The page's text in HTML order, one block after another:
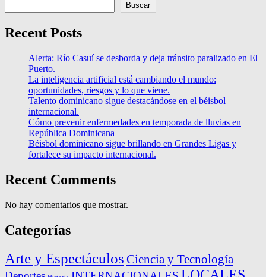
Buscar
Recent Posts
Alerta: Río Casuí se desborda y deja tránsito paralizado en El
Puerto.
La inteligencia artificial está cambiando el mundo:
oportunidades, riesgos y lo que viene.
Talento dominicano sigue destacándose en el béisbol
internacional.
Cómo prevenir enfermedades en temporada de lluvias en
República Dominicana
Béisbol dominicano sigue brillando en Grandes Ligas y
fortalece su impacto internacional.
Recent Comments
No hay comentarios que mostrar.
Categorías
Arte y Espectáculos Ciencia y Tecnología